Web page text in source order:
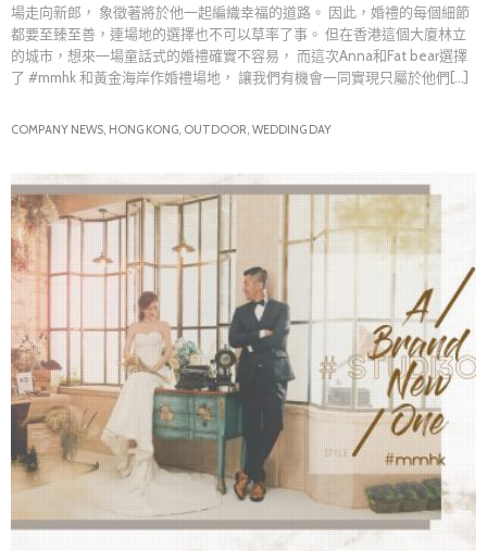
場走向新郎， 象徵著將於他一起編織幸福的道路。 因此，婚禮的每個細節
都要至臻至善，連場地的選擇也不可以草率了事。 但在香港這個大廈林立
的城市，想來一場童話式的婚禮確實不容易， 而這次Anna和Fat bear選擇
了 #mmhk 和黃金海岸作婚禮場地， 讓我們有機會一同實現只屬於他們[...]
COMPANY NEWS, HONG KONG, OUTDOOR, WEDDING DAY